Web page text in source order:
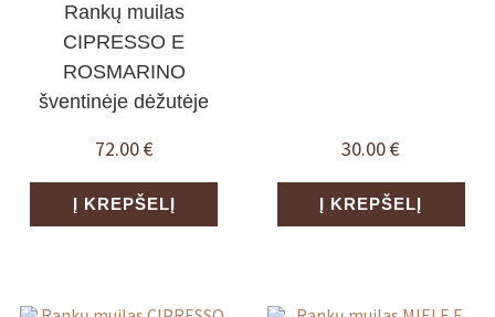
Rankų muilas
CIPRESSO E
ROSMARINO
šventinėje dėžutėje
72.00€
Į KREPŠELĮ
30.00€
Į KREPŠELĮ